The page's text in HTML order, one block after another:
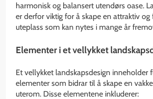
harmonisk og balansert utendørs oase.
er derfor viktig for å skape en attraktiv og
uteplass som kan nytes i mange år
Elementer i et vellykket
Et vellykket landskapsdesign inneholder
elementer som bidrar til å skape en
uterom. Disse elementene inkluderer: